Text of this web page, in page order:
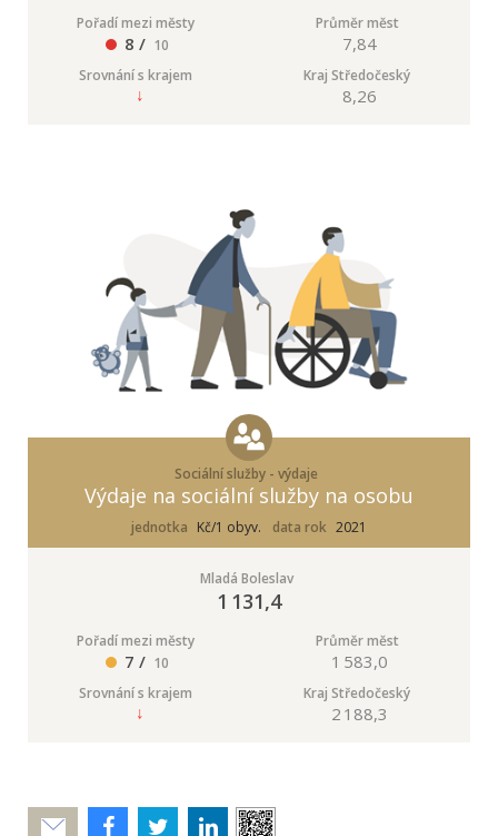
Pořadí mezi městy
8 / 10
Průměr měst
7,84
Srovnání s krajem Kraj Středočeský
8,26
Sociální služby - výdaje
Výdaje na sociální služby na osobu
jednotka Kč/1 obyv. data rok 2021
Mladá Boleslav
1 131,4
Pořadí mezi městy
7 / 10
Průměr měst
1 583,0
Srovnání s krajem Kraj Středočeský
2 188,3
Poslat